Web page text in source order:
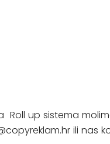
Roll up sistema
ili nas